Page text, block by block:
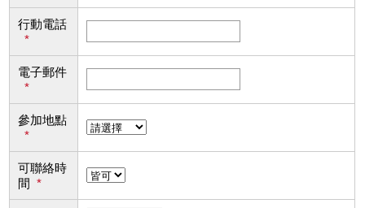
行動電話
*
電子郵件
*
參加地點
*
可聯絡時
間 *